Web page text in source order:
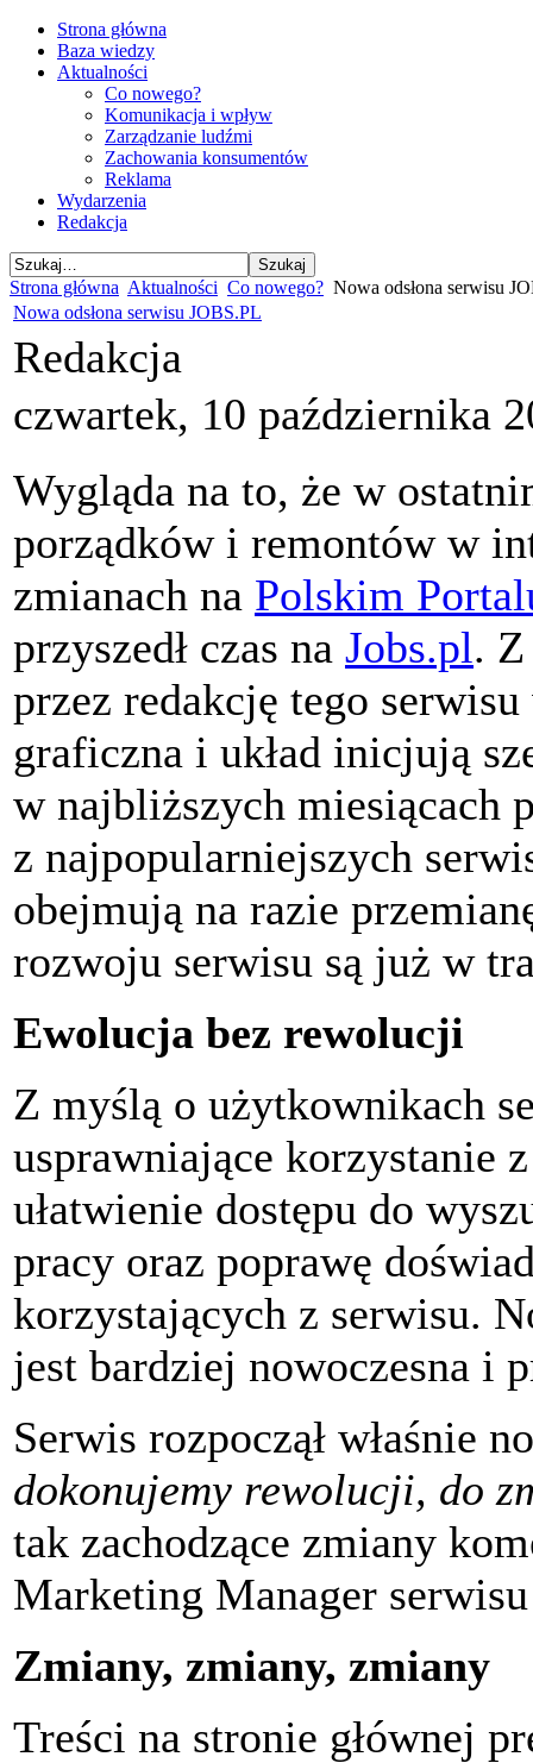
Strona główna
Baza wiedzy
Aktualności
Co nowego?
Komunikacja i wpływ
Zarządzanie ludźmi
Zachowania konsumentów
Reklama
Wydarzenia
Redakcja
Strona główna Aktualności Co nowego? Nowa odsłona serwisu
Nowa odsłona serwisu JOBS.PL
Redakcja
czwartek, 10 października
Wygląda na to, że w
porządków i remontów w
zmianach na Polskim
przyszedł czas na Jobs.pl.
przez redakcję tego
graficzna i układ inicjują
w najbliższych miesiącach
z najpopularniejszych
obejmują na razie
rozwoju serwisu są już w
Ewolucja bez rewolucji
Z myślą o użytkownikach
usprawniające korzystanie
ułatwienie dostępu do
pracy oraz poprawę
korzystających z serwisu.
jest bardziej nowoczesna i
Serwis rozpoczął właśnie
dokonujemy rewolucji, do
tak zachodzące zmiany
Marketing Manager
Zmiany, zmiany, zmiany
Treści na stronie głównej